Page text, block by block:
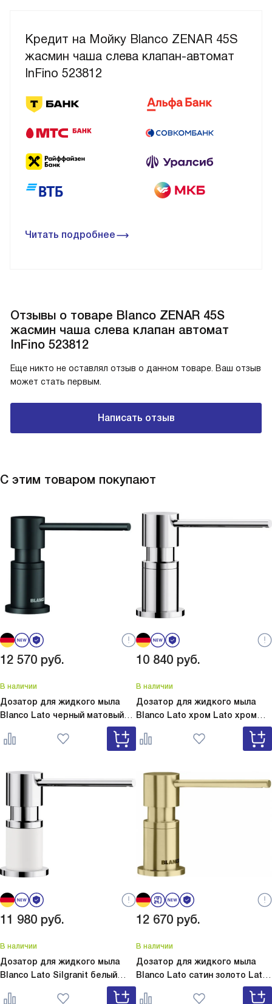
Кредит на Мойку Blanco ZENAR 45S
жасмин чаша слева клапан-автомат
InFino 523812
Читать подробнее
Отзывы о товаре Blanco ZENAR 45S
жасмин чаша слева клапан автомат
InFino 523812
Еще никто не оставлял отзыв о данном товаре. Ваш отзыв
может стать первым.
Написать отзыв
С этим товаром покупают
12 570 руб.
В наличии
Дозатор для жидкого мыла
Blanco Lato черный матовый
Lato черный матовый 525789
10 840 руб.
В наличии
Дозатор для жидкого мыла
Blanco Lato хром Lato хром
11 980 руб.
В наличии
Дозатор для жидкого мыла
Blanco Lato Silgranit белый
Lato Silgranit белый 525814
12 670 руб.
В наличии
Дозатор для жидкого мыла
Blanco Lato сатин золото Lato